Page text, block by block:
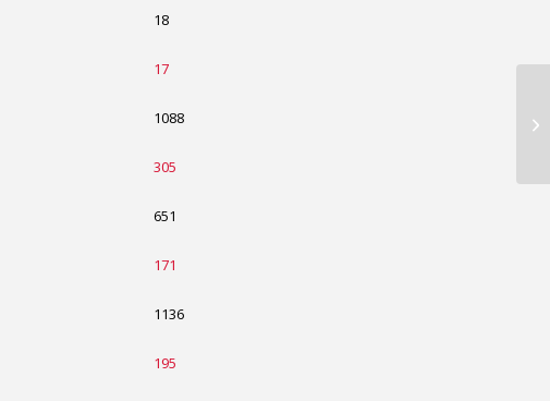
18
17
1088
305
651
171
1136
195